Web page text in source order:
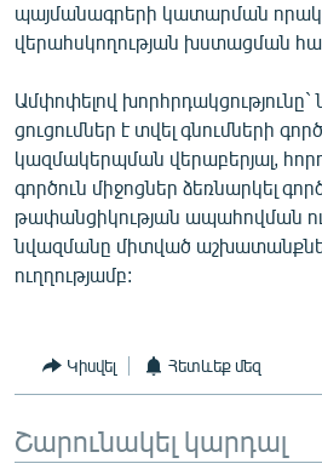
պայմանագրերի կատարման
վերահսկողության խստացման
Ամփոփելով
ցուցումներ է տվել գնումների
կազմակերպման վերաբերյալ,
գործուն միջոցներ ձեռնարկել
թափանցիկության ապահովման
նվազմանը միտված
ուղղությամբ:
Կիսվել Հետևեք մեզ
Շարունակել կարդալ